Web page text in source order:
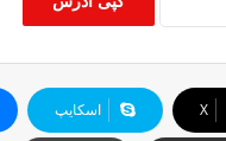
X اسکایپ